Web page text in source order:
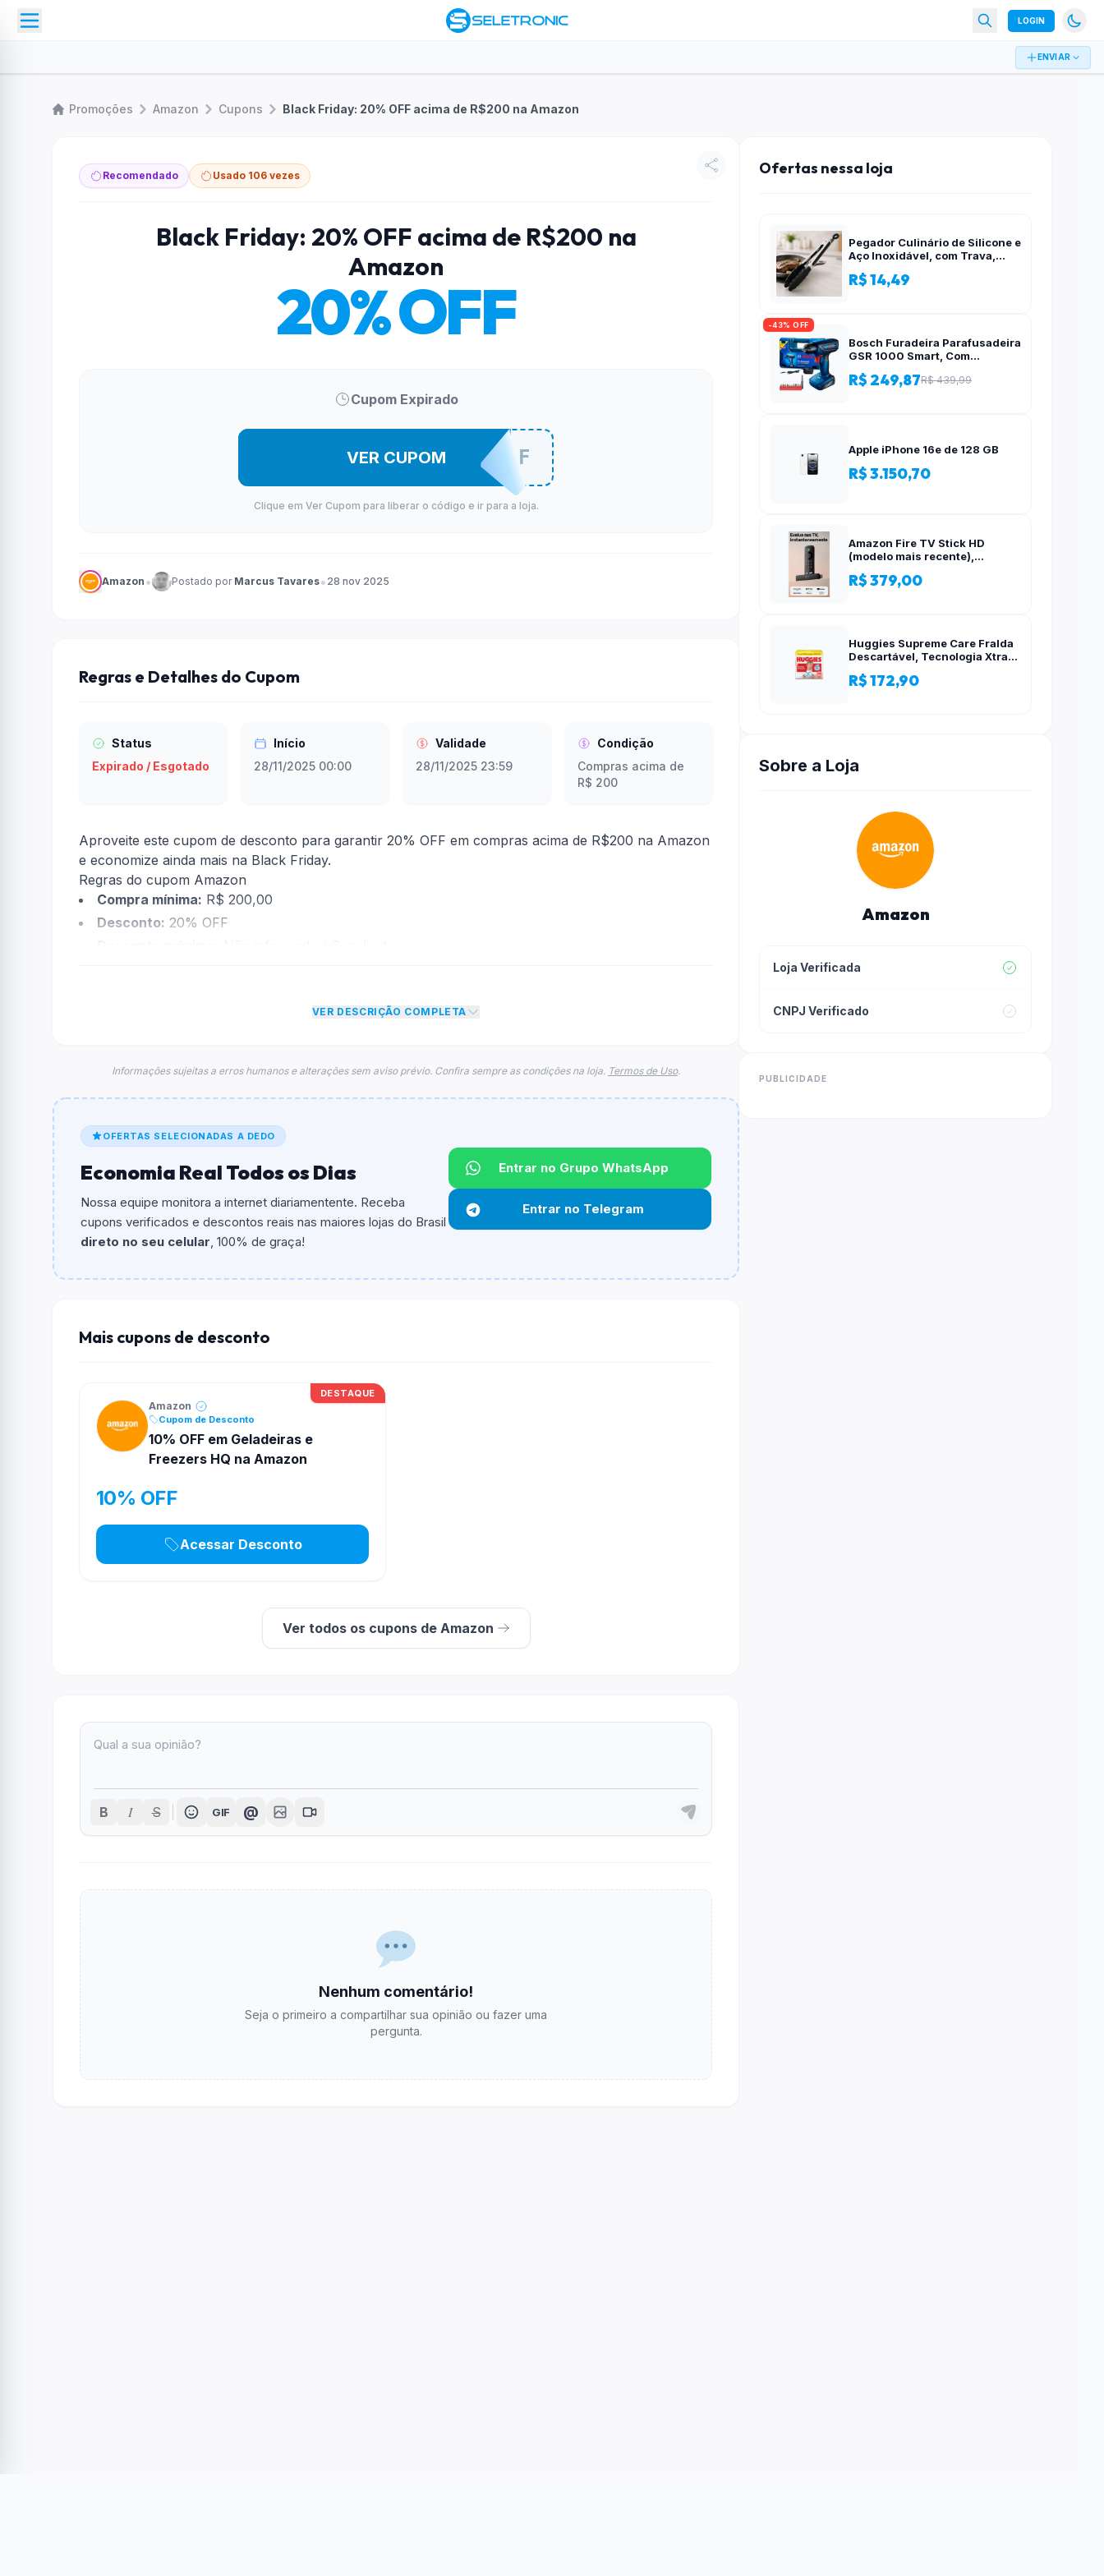
LOGIN
ENVIAR
Promoções Amazon Cupons Black Friday: 20% OFF acima de R$200 na Amazon
Recomendado Usado 106 vezes
Black Friday: 20% OFF acima de R$200 na
Amazon
20% OFF
Cupom Expirado
BOANOITEBF
VER CUPOM
Clique em Ver Cupom para liberar o código e ir para a loja.
Amazon • Postado por Marcus Tavares• 28 nov 2025
Regras e Detalhes do Cupom
Status
Expirado / Esgotado
Início
28/11/2025 00:00
Validade
28/11/2025 23:59
Condição
Compras acima de
R$ 200
Aproveite este cupom de desconto para garantir 20% OFF em compras acima de R$200 na Amazon
e economize ainda mais na Black Friday.
Regras do cupom Amazon
Compra mínima: R$ 200,00
Desconto: 20% OFF
dará um desconto de 20% no total do carrinho, não foram
econtradas informações sobre restrição de teto máximo para esse cupom.
O cupom dá20% OFFem compras.
Qual é o valor minimo de compra?
O valor minimo de compra é R$ 200,00.
Qual é o desconto máximo?
Não informado ou sem limite.
Funciona em qualquer produto?
podem não aceitar cupons.
VER DESCRIÇÃO COMPLETA
Informações sujeitas a erros humanos e alterações sem aviso prévio. Confira sempre as condições na loja. Termos de Uso.
OFERTAS SELECIONADAS A DEDO
Economia Real Todos os Dias
Nossa equipe monitora a internet diariamentente. Receba
cupons verificados e descontos reais nas maiores lojas do Brasil
direto no seu celular, 100% de graça!
Entrar no Grupo WhatsApp
Entrar no Telegram
Mais cupons de desconto
DESTAQUE
Amazon
Cupom de Desconto
10% OFF em Geladeiras e
Freezers HQ na Amazon
10% OFF
Acessar Desconto
Ver todos os cupons de Amazon
B I S GIF @
Nenhum comentário!
Seja o primeiro a compartilhar sua opinião ou fazer uma
pergunta.
Ofertas nessa loja
Pegador Culinário de Silicone e
Aço Inoxidável, com Trava,
Preto, de 28 cm, Para salada,
R$ 14,49
-43% OFF
Bosch Furadeira Parafusadeira
GSR 1000 Smart, Com
R$ 249,87R$ 439,99
Apple iPhone 16e de 128 GB
R$ 3.150,70
Amazon Fire TV Stick HD
(modelo mais recente),
Alexa, alimentado pela TV, com
R$ 379,00
Huggies Supreme Care Fralda
Descartável, Tecnologia Xtra-
Proteção, XG, 140 Unidades
R$ 172,90
Sobre a Loja
Amazon
Loja Verificada
CNPJ Verificado
PUBLICIDADE